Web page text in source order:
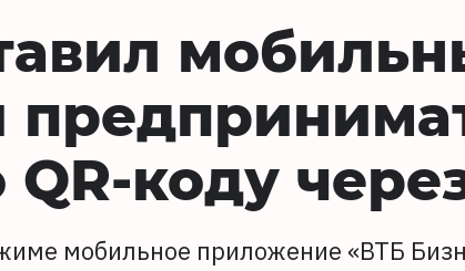
QR-коду
мобильное приложение «ВТБ